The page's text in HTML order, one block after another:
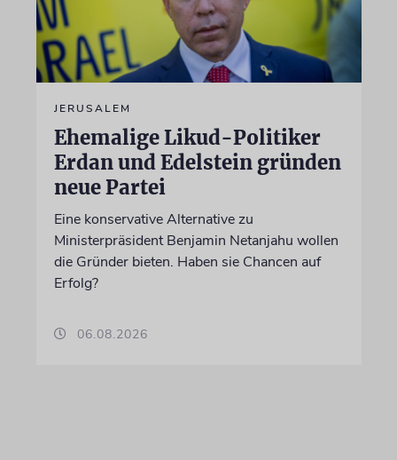
JERUSALEM
Ehemalige Likud-Politiker
Erdan und Edelstein gründen
neue Partei
Eine konservative Alternative zu
Ministerpräsident Benjamin Netanjahu wollen
die Gründer bieten. Haben sie Chancen auf
Erfolg?
06.08.2026